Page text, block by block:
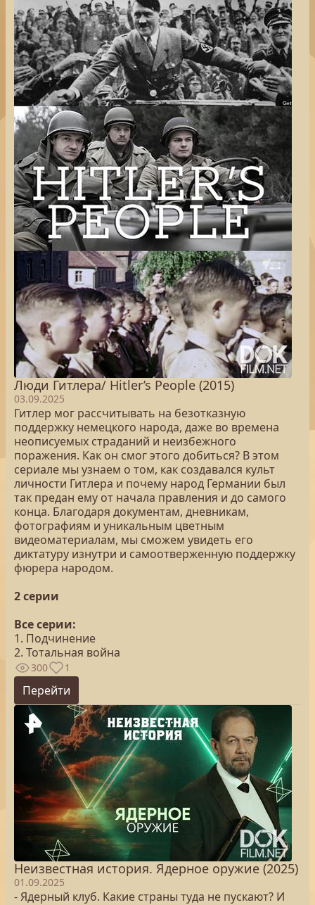
Люди Гитлера/ Hitler’s People (2015)
03.09.2025
Гитлер мог рассчитывать на безотказную
поддержку немецкого народа, даже во времена
неописуемых страданий и неизбежного
поражения. Как он смог этого добиться? В этом
сериале мы узнаем о том, как создавался культ
личности Гитлера и почему народ Германии был
так предан ему от начала правления и до самого
конца. Благодаря документам, дневникам,
фотографиям и уникальным цветным
видеоматериалам, мы сможем увидеть его
диктатуру изнутри и самоотверженную поддержку
фюрера народом.
2 серии
Все серии:
1. Подчинение
2. Тотальная война
300 1
Перейти
Неизвестная история. Ядерное оружие (2025)
01.09.2025
- Ядерный клуб. Какие страны туда не пускают? И